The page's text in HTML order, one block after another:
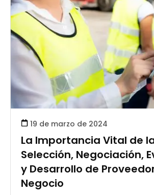
19 de marzo de 2024
La Importancia Vital de
Selección, Negociación,
y Desarrollo de
Negocio